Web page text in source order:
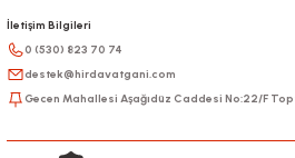
İletişim Bilgileri
0 (530) 823 70 74
destek@hirdavatgani.com
Gecen Mahallesi Aşağıdüz Caddesi No:22/F